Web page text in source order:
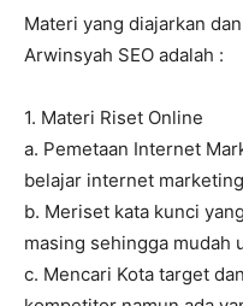
Materi yang diajarkan
Arwinsyah SEO adalah :
1. Materi Riset Online
a. Pemetaan Internet
belajar internet marketing
b. Meriset kata kunci
masing sehingga mudah
c. Mencari Kota target